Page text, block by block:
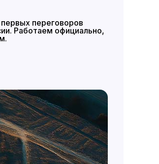
переговоров
Работаем официально,